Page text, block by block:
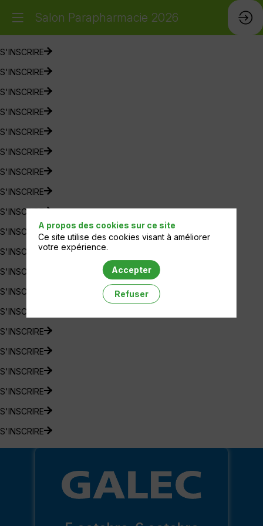
Salon Parapharmacie 2026
S'INSCRIRE
S'INSCRIRE
S'INSCRIRE
S'INSCRIRE
S'INSCRIRE
S'INSCRIRE
S'INSCRIRE
S'INSCRIRE
S'INSCRIRE
S'INSCRIRE
S'INSCRIRE
S'INSCRIRE
S'INSCRIRE
S'INSCRIRE
S'INSCRIRE
S'INSCRIRE
S'INSCRIRE
S'INSCRIRE
S'INSCRIRE
S'INSCRIRE
A propos des cookies sur ce site
Ce site utilise des cookies visant à améliorer
votre expérience.
Accepter
Refuser